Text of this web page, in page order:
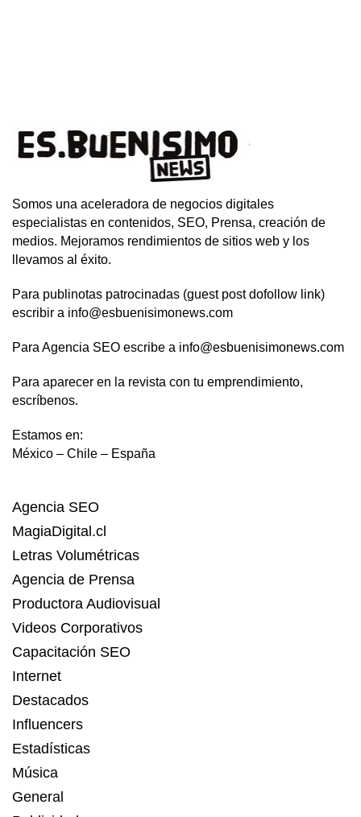
Somos una aceleradora de negocios digitales
especialistas en contenidos, SEO, Prensa, creación de
medios. Mejoramos rendimientos de sitios web y los
llevamos al éxito.
Para publinotas patrocinadas (guest post dofollow link)
escribir a info@esbuenisimonews.com
Para Agencia SEO escribe a info@esbuenisimonews.com
Para aparecer en la revista con tu emprendimiento,
escríbenos.
Estamos en:
México – Chile – España
Agencia SEO
MagiaDigital.cl
Letras Volumétricas
Agencia de Prensa
Productora Audiovisual
Videos Corporativos
Capacitación SEO
Internet
Destacados
Influencers
Estadísticas
Música
General